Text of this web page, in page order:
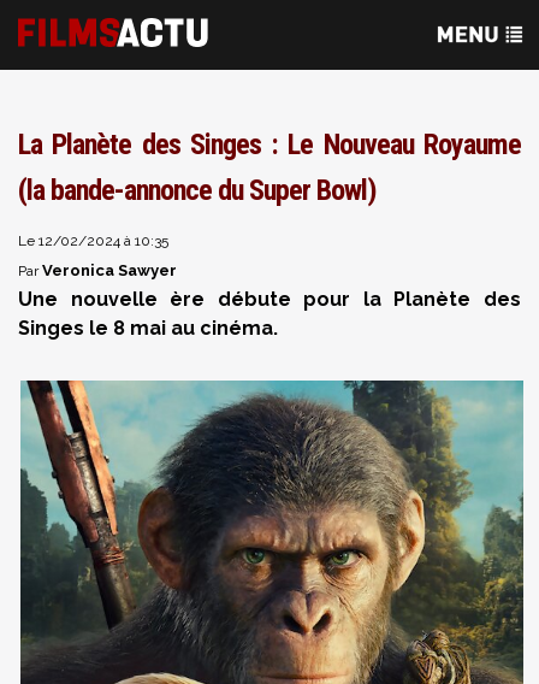
La Planète des Singes : Le Nouveau Royaume
(la bande-annonce du Super Bowl)
Le 12/02/2024 à 10:35
ParVeronica Sawyer
Une nouvelle ère débute pour la Planète des
Singes le 8 mai au cinéma.